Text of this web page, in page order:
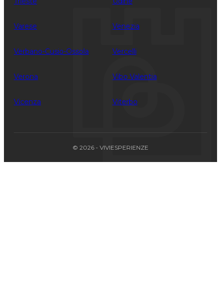
Varese Venezia
Verbano-Cusio-Ossola Vercelli
Verona Vibo Valentia
Vicenza Viterbo
© 2026 - VIVIESPERIENZE